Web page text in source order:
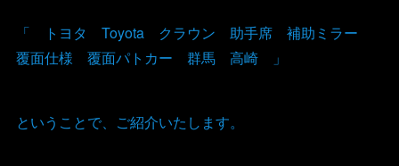
「 トヨタ Toyota クラウン 助手席 補助ミラー
覆面仕様 覆面パトカー 群馬 高崎 」
ということで、ご紹介いたします。